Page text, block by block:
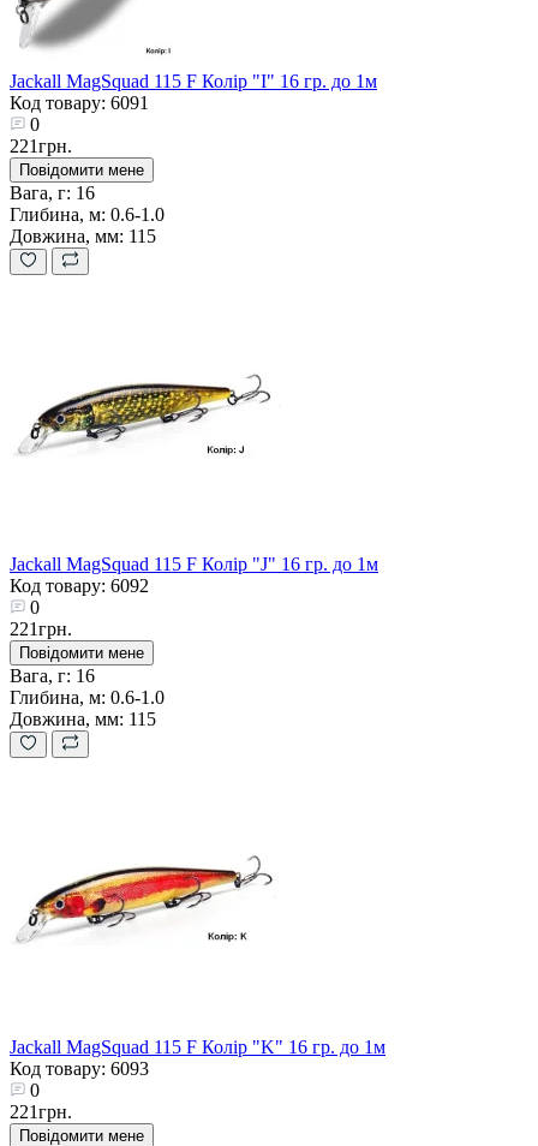
Jackall MagSquad 115 F Колір "I" 16 гр. до 1м
Код товару: 6091
0
221грн.
Повідомити мене
Вага, г: 16
Глибина, м: 0.6-1.0
Довжина, мм: 115
Jackall MagSquad 115 F Колір "J" 16 гр. до 1м
Код товару: 6092
0
221грн.
Повідомити мене
Вага, г: 16
Глибина, м: 0.6-1.0
Довжина, мм: 115
Jackall MagSquad 115 F Колір "K" 16 гр. до 1м
Код товару: 6093
0
221грн.
Повідомити мене